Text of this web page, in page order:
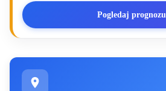
Pogledaj prognozu